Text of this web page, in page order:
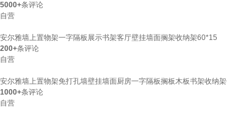
5000+条评论
自营
安尔雅墙上置物架一字隔板展示书架客厅壁挂墙面搁架收纳架60*15
200+条评论
自营
安尔雅墙上置物架免打孔墙壁挂墙面厨房一字隔板搁板木板书架收纳
1000+条评论
自营